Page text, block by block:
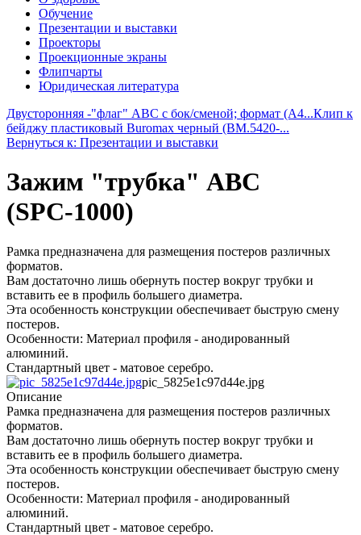
Обучение
Презентации и выставки
Проекторы
Проекционные экраны
Флипчарты
Юридическая литература
Двусторонняя -"флаг" ABC с бок/сменой; формат (A4...Клип к
бейджу пластиковый Buromax черный (BM.5420-...
Вернуться к: Презентации и выставки
Зажим "трубка" ABC
(SРС-1000)
Рамка предназначена для размещения постеров различных
форматов.
Вам достаточно лишь обернуть постер вокруг трубки и
вставить ее в профиль большего диаметра.
Эта особенность конструкции обеспечивает быструю смену
постеров.
Особенности: Материал профиля - анодированный
алюминий.
Стандартный цвет - матовое серебро.
pic_5825e1c97d44e.jpg
Описание
Рамка предназначена для размещения постеров различных
форматов.
Вам достаточно лишь обернуть постер вокруг трубки и
вставить ее в профиль большего диаметра.
Эта особенность конструкции обеспечивает быструю смену
постеров.
Особенности: Материал профиля - анодированный
алюминий.
Стандартный цвет - матовое серебро.